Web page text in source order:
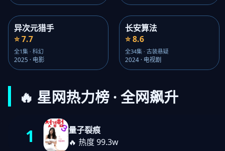
异次元猎手
⭐ 7.7
全1集 · 科幻
2025 · 电影
长安算法
⭐ 8.6
全34集 · 古装悬疑
2024 · 电视剧
🔥 星网热力榜 · 全网飙升
1
量子裂痕
🔥 热度 99.3w